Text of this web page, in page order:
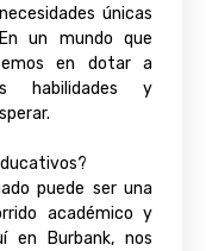
únicas
un mundo que
en dotar a
habilidades y
puede ser una
académico y
en Burbank, nos